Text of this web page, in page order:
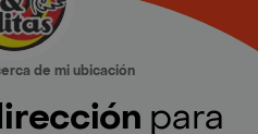
de mi ubicación
para